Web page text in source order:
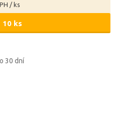
/ ks
10 ks
30 dní